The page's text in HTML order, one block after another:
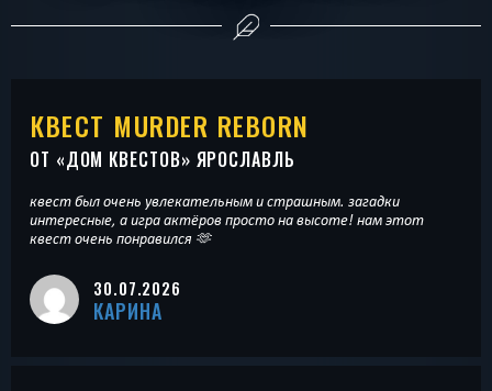
КВЕСТ MURDER REBORN
ОТ «ДОМ КВЕСТОВ» ЯРОСЛАВЛЬ
квест был очень увлекательным и страшным. загадки
интересные, а игра актёров просто на высоте! нам этот
квест очень понравился 🫶
30.07.2026
КАРИНА